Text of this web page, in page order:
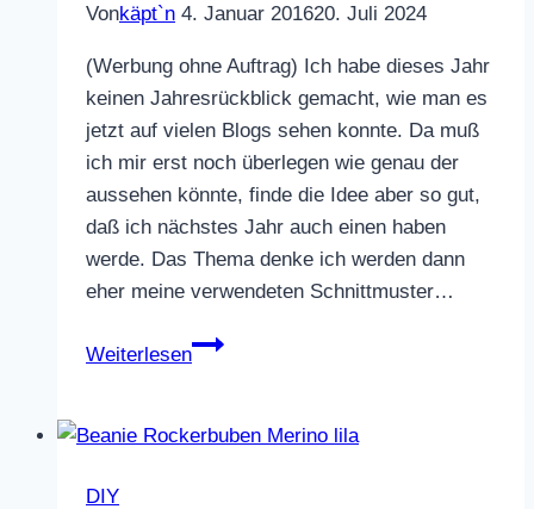
Vonkäpt`n 4. Januar 201620. Juli 2024
(Werbung ohne Auftrag) Ich habe dieses Jahr
keinen Jahresrückblick gemacht, wie man es
jetzt auf vielen Blogs sehen konnte. Da muß
ich mir erst noch überlegen wie genau der
aussehen könnte, finde die Idee aber so gut,
daß ich nächstes Jahr auch einen haben
werde. Das Thema denke ich werden dann
eher meine verwendeten Schnittmuster…
Weiterlesen
Pumphose
DIY